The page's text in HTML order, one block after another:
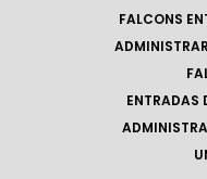
FALCONS
ENTRADAS